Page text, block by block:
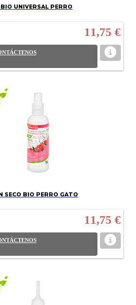
UNIVERSAL PERRO
11,75 €
SECO BIO PERRO GATO
11,75 €